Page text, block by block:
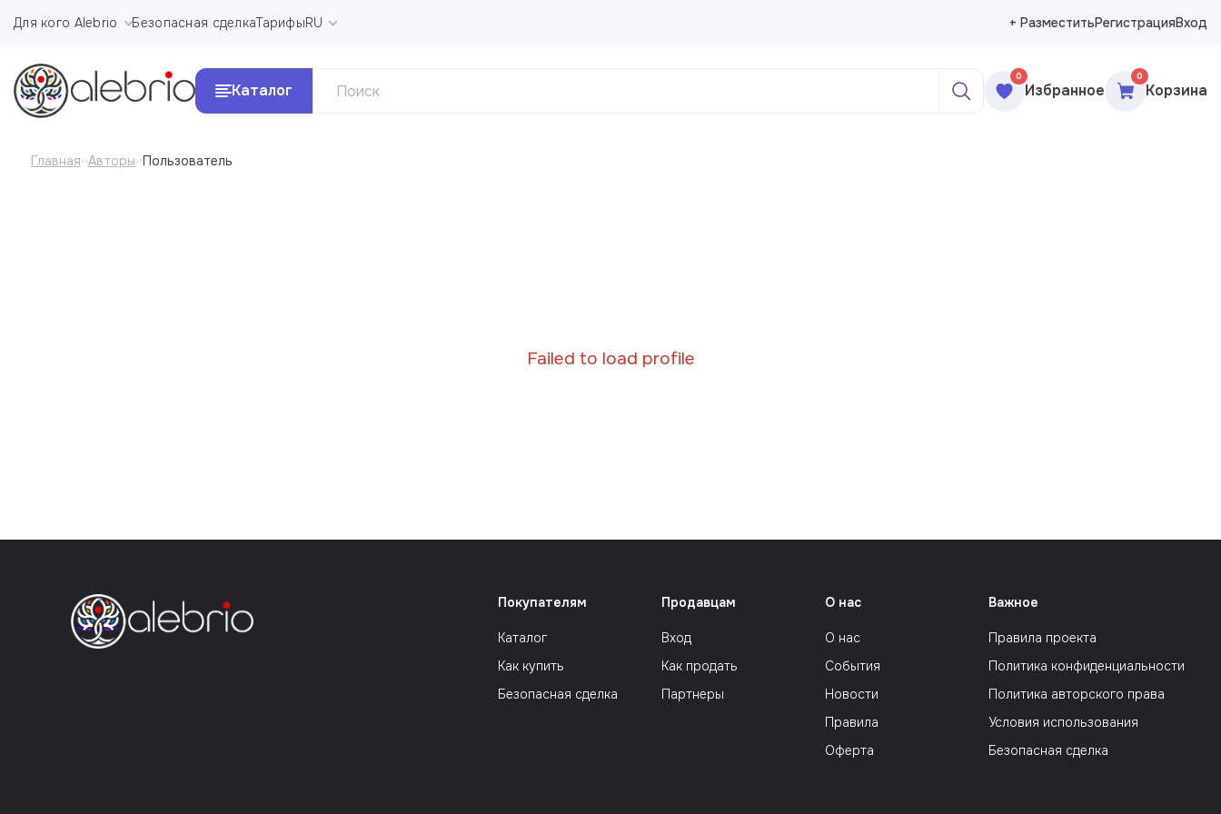
Для кого Alebrio Безопасная сделкаТарифыRU + РазместитьРегистрацияВход
Каталог
0
Избранное
0
Корзина
Главная››Авторы››Пользователь
Failed to load profile
Покупателям
Каталог
Как купить
Безопасная сделка
Продавцам
Вход
Как продать
Партнеры
О нас
О нас
События
Новости
Правила
Оферта
Важное
Правила проекта
Политика конфиденциальности
Политика авторского права
Условия использования
Безопасная сделка